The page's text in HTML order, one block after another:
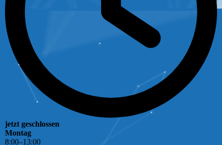
jetzt geschlossen
Montag
8:00–13:00